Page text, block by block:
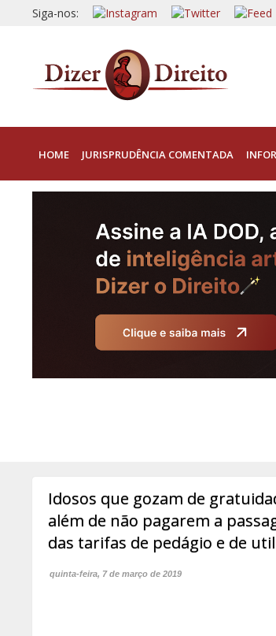
Siga-nos:
HOME JURISPRUDÊNCIA COMENTADA
Idosos que gozam de
além de não pagarem a
das tarifas de pedágio e de
quinta-feira, 7 de março de 2019